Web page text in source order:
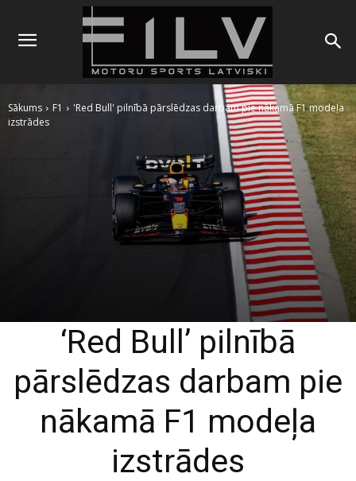
Sākums F1
'Red Bull' pilnībā pārslēdzas darbam pie nākamā F1 modeļa
izstrādes
‘Red Bull’ pilnībā
pārslēdzas darbam pie
nākamā F1 modeļa
izstrādes